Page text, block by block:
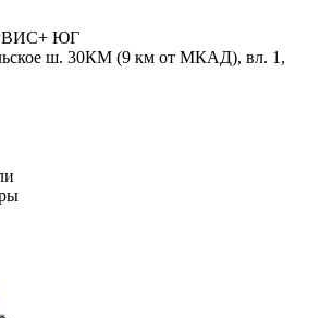
ЮГ
ш. 30КМ (9 км от МКАД), вл. 1,